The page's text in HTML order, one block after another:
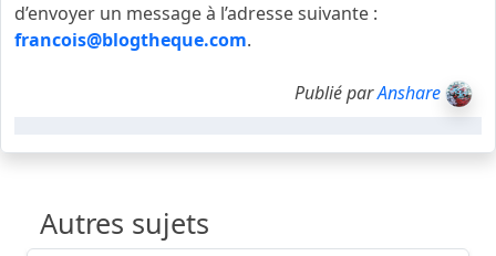
d’envoyer un message à l’adresse suivante :
francois@blogtheque.com.
Publié parAnshare
Autres sujets